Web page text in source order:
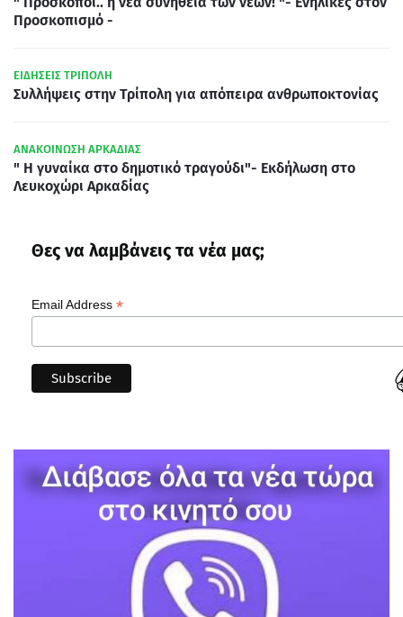
Προσκοπισμό -
ΕΙΔΗΣΕΙΣ ΤΡΙΠΟΛΗ
Συλλήψεις στην Τρίπολη για απόπειρα ανθρωποκτονίας
ΑΝΑΚΟΙΝΩΣΗ ΑΡΚΑΔΙΑΣ
" Η γυναίκα στο δημοτικό τραγούδι"- Εκδήλωση στο
Λευκοχώρι Αρκαδίας
Θες να λαμβάνεις τα νέα μας;
Email Address *